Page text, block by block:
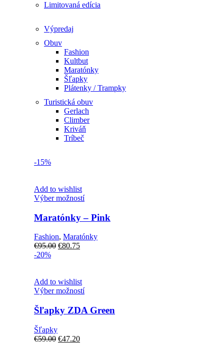
Limitovaná edícia
Výpredaj
Obuv
Fashion
Kultbut
Maratónky
Šľapky
Plátenky / Trampky
Turistická obuv
Gerlach
Climber
Kriváň
Tríbeč
-15%
Add to wishlist
Výber možnostíTento
má
viacero
variantov.
Možnosti
stránke
produktu.
Maratónky – Pink
Fashion, Maratónky
€95.00 Pôvodná
€80.75Aktuálna
-20%
Add to wishlist
Výber možnostíTento
má
viacero
Šľapky ZDA Green
Šľapky
€59.00 Pôvodná
€47.20Aktuálna